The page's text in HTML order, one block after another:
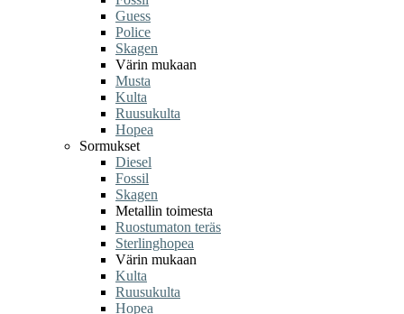
Guess
Police
Skagen
Värin mukaan
Musta
Kulta
Ruusukulta
Hopea
Sormukset
Diesel
Fossil
Skagen
Metallin toimesta
Ruostumaton teräs
Sterlinghopea
Värin mukaan
Kulta
Ruusukulta
Hopea